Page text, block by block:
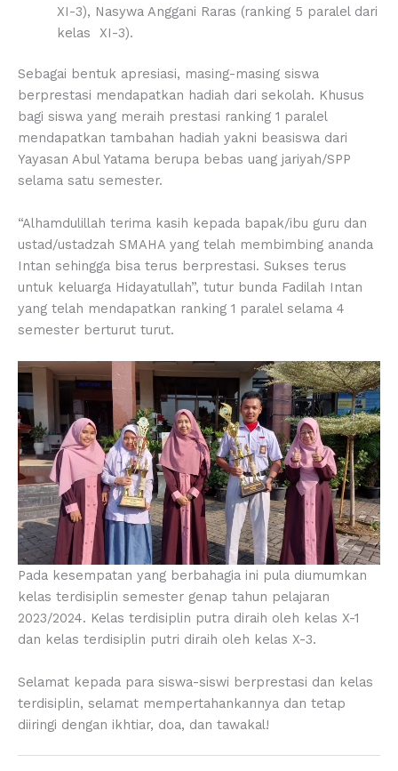
XI-3), Nasywa Anggani Raras (ranking 5 paralel dari
kelas XI-3).
Sebagai bentuk apresiasi, masing-masing siswa
berprestasi mendapatkan hadiah dari sekolah. Khusus
bagi siswa yang meraih prestasi ranking 1 paralel
mendapatkan tambahan hadiah yakni beasiswa dari
Yayasan Abul Yatama berupa bebas uang jariyah/SPP
selama satu semester.
“Alhamdulillah terima kasih kepada bapak/ibu guru dan
ustad/ustadzah SMAHA yang telah membimbing ananda
Intan sehingga bisa terus berprestasi. Sukses terus
untuk keluarga Hidayatullah”, tutur bunda Fadilah Intan
yang telah mendapatkan ranking 1 paralel selama 4
semester berturut turut.
Pada kesempatan yang berbahagia ini pula diumumkan
kelas terdisiplin semester genap tahun pelajaran
2023/2024. Kelas terdisiplin putra diraih oleh kelas X-1
dan kelas terdisiplin putri diraih oleh kelas X-3.
Selamat kepada para siswa-siswi berprestasi dan kelas
terdisiplin, selamat mempertahankannya dan tetap
diiringi dengan ikhtiar, doa, dan tawakal!